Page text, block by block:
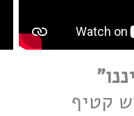
קטיף